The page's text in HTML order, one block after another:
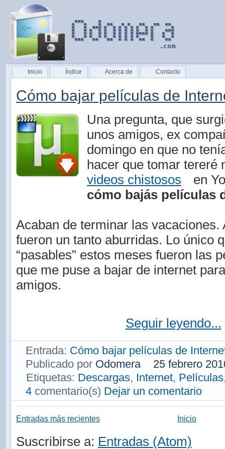
Inicio Índice Acerca de Contacto
Cómo bajar películas de
Una pregunta, que
unos amigos, ex
domingo en que no
hacer que tomar tereré
videos chistosos
en
cómo bajás películas
Acaban de terminar las vacaciones.
fueron un tanto aburridas. Lo único
“pasables” estos meses fueron las
que me puse a bajar de internet
amigos.
Seguir leyendo...
Entrada: Cómo bajar películas de
Publicado por Odomera
25 febrero
Etiquetas: Descargas, Internet, Películas
4 comentario(s) Dejar un comentario
Entradas más recientes Inicio
Suscribirse a: Entradas (Atom)